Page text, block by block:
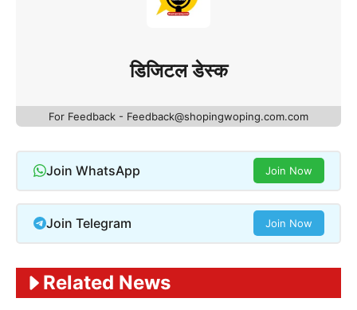
डिजिटल डेस्क
For Feedback - Feedback@shopingwoping.com.com
Join WhatsApp Join Now
Join Telegram Join Now
Related News